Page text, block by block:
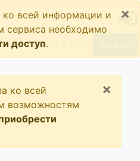
ко всей информации и
сервиса необходимо
доступ.
×
ко всей
возможностям
×